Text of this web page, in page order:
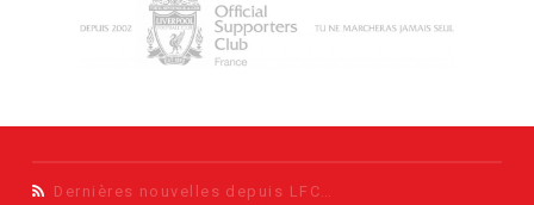
Dernières nouvelles depuis LFC…